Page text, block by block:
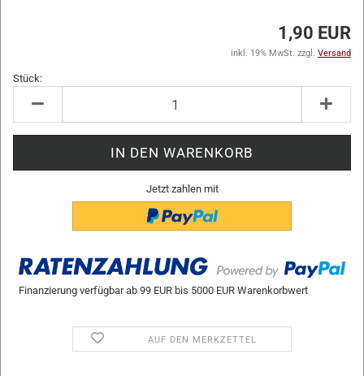
1,90 EUR
inkl. 19% MwSt. zzgl. Versand
Stück:
Jetzt zahlen mit
Finanzierung verfügbar ab 99 EUR bis 5000 EUR Warenkorbwert
AUF DEN MERKZETTEL